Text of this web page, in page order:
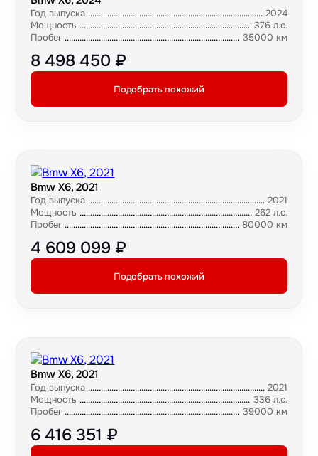
Год выпуска
2024
Мощность
376 л.с.
Пробег
35000 км
8 498 450 ₽
Подобрать похожий
Bmw X6, 2021
Год выпуска
2021
Мощность
262 л.с.
Пробег
80000 км
4 609 099 ₽
Подобрать похожий
Bmw X6, 2021
Год выпуска
2021
Мощность
336 л.с.
Пробег
39000 км
6 416 351 ₽